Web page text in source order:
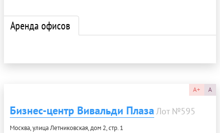
Аренда офисов
A+ A
Бизнес-центр Вивальди Плаза Лот №595
Москва, улица Летниковская, дом 2, стр. 1